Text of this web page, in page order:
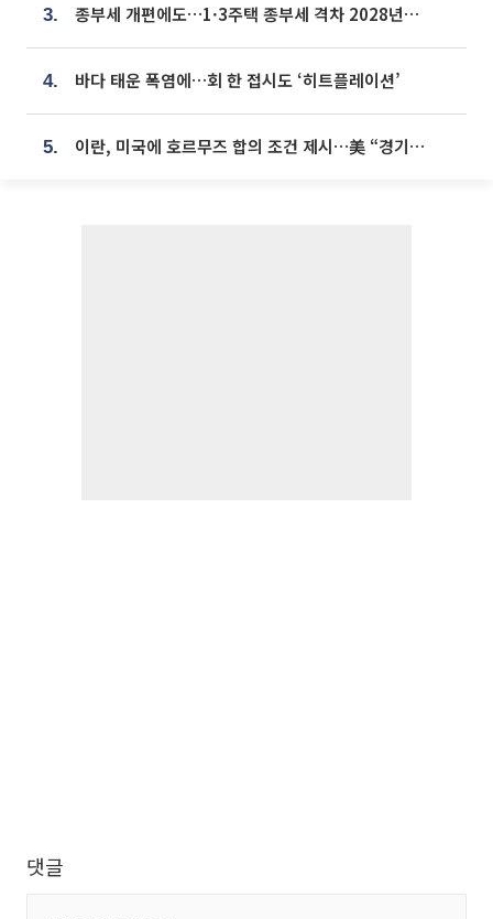
3. 종부세 개편에도…1·3주택 종부세 격차 2028년부터 확대
4. 바다 태운 폭염에…회 한 접시도 ‘히트플레이션’
5. 이란, 미국에 호르무즈 합의 조건 제시…美 “경기 아직 안 끝나” [종합]
댓글